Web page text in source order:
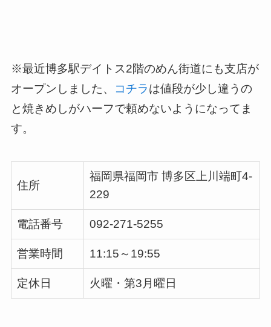
※最近博多駅デイトス2階のめん街道にも支店が
オープンしました、
コチラは値段が少し違うの
と焼きめしがハーフで頼めないようになってま
す。
住所
福岡県福岡市 博多区上川端町4-
229
電話番号 092-271-5255
営業時間 11:15～19:55
定休日 火曜・第3月曜日